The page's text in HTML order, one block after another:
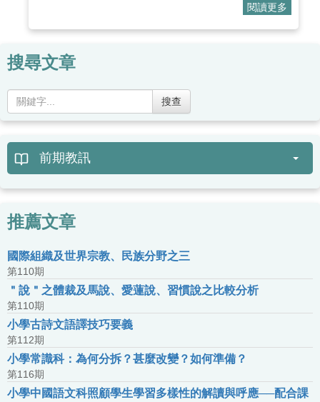
閱讀更多
搜尋文章
搜查
前期教訊
推薦文章
國際組織及世界宗教、民族分野之三
第110期
＂說＂之體裁及馬說、愛蓮說、習慣說之比較分析
第110期
小學古詩文語譯技巧要義
第112期
小學常識科：為何分拆？甚麼改變？如何準備？
第116期
小學中國語文科照顧學生學習多樣性的解讀與呼應──配合課